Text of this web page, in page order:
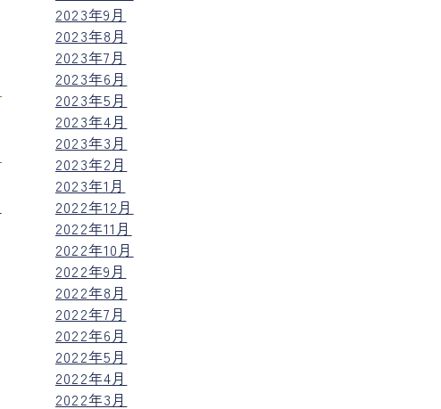
2023年9月
2023年8月
2023年7月
2023年6月
2023年5月
2023年4月
2023年3月
2023年2月
2023年1月
2022年12月
2022年11月
2022年10月
2022年9月
2022年8月
2022年7月
2022年6月
2022年5月
2022年4月
2022年3月